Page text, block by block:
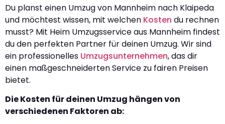
Du planst einen Umzug von Mannheim nach Klaipeda
und möchtest wissen, mit welchen Kosten du rechnen
musst? Mit Heim Umzugsservice aus Mannheim findest
du den perfekten Partner für deinen Umzug. Wir sind
ein professionelles Umzugsunternehmen, das dir
einen maßgeschneiderten Service zu fairen Preisen
bietet.
Die Kosten für deinen Umzug hängen von
verschiedenen Faktoren ab: